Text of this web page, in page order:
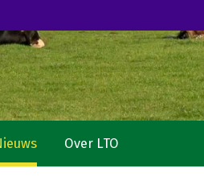
Over LTO